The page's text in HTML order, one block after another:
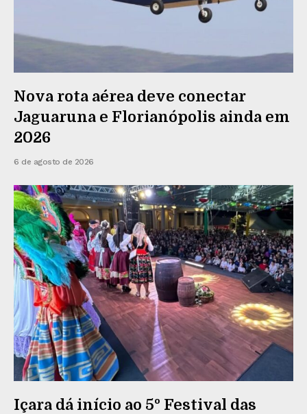
Nova rota aérea deve conectar
Jaguaruna e Florianópolis ainda em
2026
6 de agosto de 2026
Içara dá início ao 5º Festival das